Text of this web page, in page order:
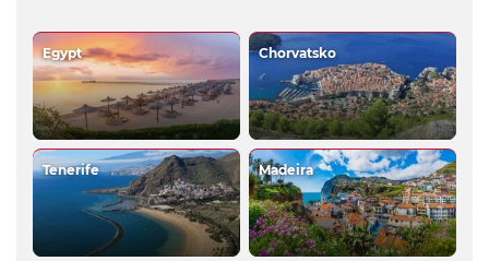
Egypt Chorvatsko
Tenerife Madeira